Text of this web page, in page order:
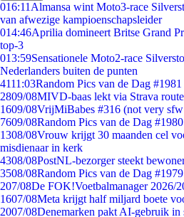
016:11 Almansa wint Moto3-race
van afwezige kampioenschapsleider
014:46Aprilia domineert Britse Grand
top-3
013:59Sensationele Moto2-race
Nederlanders buiten de punten
4111:03Random Pics van de Dag #1981
2809/08MIVD-baas lekt via Strava
1609/08VrijMiBabes #316 (not very
7609/08Random Pics van de Dag #1980
1308/08Vrouw krijgt 30 maanden cel
misdienaar in kerk
4308/08PostNL-bezorger steekt
3508/08Random Pics van de Dag #1979
207/08De FOK!Voetbalmanager 2026/
1607/08Meta krijgt half miljard boete
2007/08Denemarken pakt AI-gebruik in